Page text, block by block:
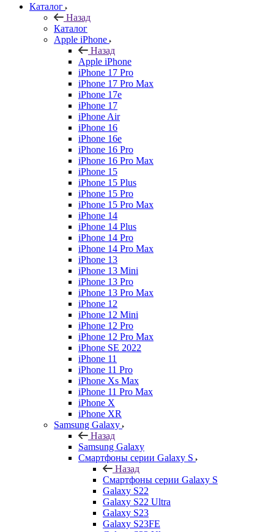
Каталог
Назад
Каталог
Apple iPhone
Назад
Apple iPhone
iPhone 17 Pro
iPhone 17 Pro Max
iPhone 17e
iPhone 17
iPhone Air
iPhone 16
iPhone 16e
iPhone 16 Pro
iPhone 16 Pro Max
iPhone 15
iPhone 15 Plus
iPhone 15 Pro
iPhone 15 Pro Max
iPhone 14
iPhone 14 Plus
iPhone 14 Pro
iPhone 14 Pro Max
iPhone 13
iPhone 13 Mini
iPhone 13 Pro
iPhone 13 Pro Max
iPhone 12
iPhone 12 Mini
iPhone 12 Pro
iPhone 12 Pro Max
iPhone SE 2022
iPhone 11
iPhone 11 Pro
iPhone Xs Max
iPhone 11 Pro Max
iPhone X
iPhone XR
Samsung Galaxy
Назад
Samsung Galaxy
Смартфоны серии Galaxy S
Назад
Смартфоны серии Galaxy S
Galaxy S22
Galaxy S22 Ultra
Galaxy S23
Galaxy S23FE